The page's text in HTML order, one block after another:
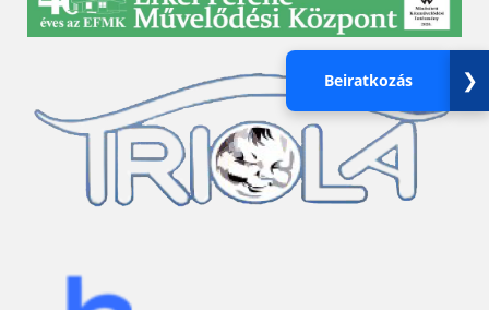
Beiratkozás ❯